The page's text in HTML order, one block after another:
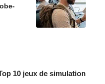
10 jeux de simulation